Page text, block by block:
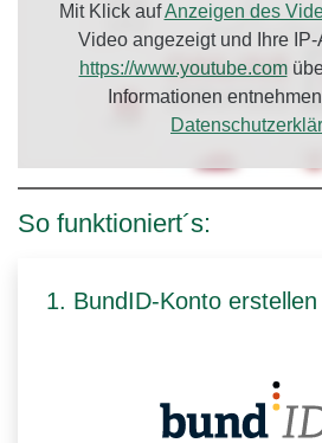
Mit Klick aufAnzeigen des
Video angezeigt und Ihre
https://www.youtube.com
Informationen
So funktioniert´s:
1. BundID-Konto erstellen